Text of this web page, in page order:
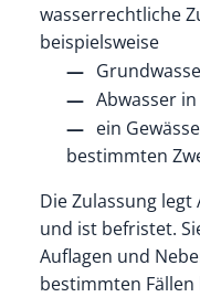
wasserrechtliche
beispielsweise
Abwasser
ein
bestimmten
Die Zulassung
und ist befristet.
Auflagen und
bestimmten